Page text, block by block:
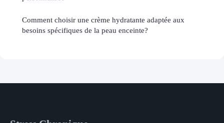
Comment choisir une crème hydratante adaptée aux
besoins spécifiques de la peau enceinte?